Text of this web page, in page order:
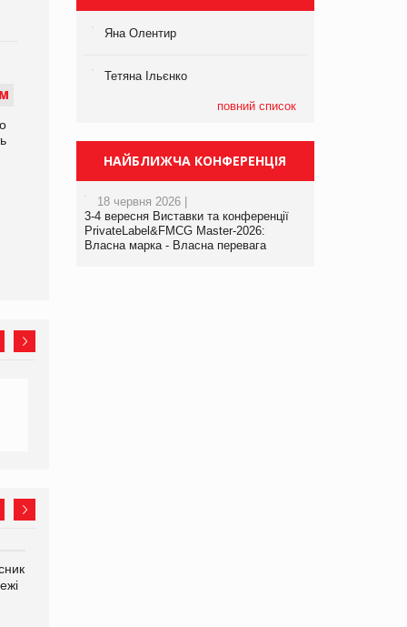
М
Яна Олентир
Тетяна Ільєнко
повний список
НАЙБЛИЖЧА КОНФЕРЕНЦІЯ
18 червня 2026 |
3-4 вересня Виставки та конференції
PrivateLabel&FMCG Master-2026:
Власна марка - Власна перевага